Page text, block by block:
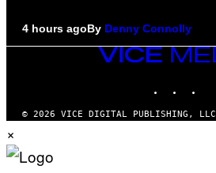
4 hours agoBy Denny Connolly
VICE
© 2026 VICE DIGITAL PUBLISHING, LLC
×